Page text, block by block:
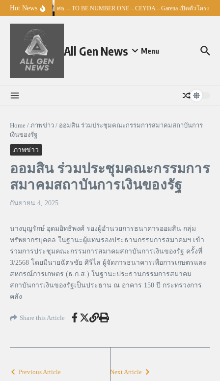
Skip to content
Hot News ศธ. – TO BE NUMBER ONE – CEYDA – Garena เปิดตัวโครงก
All Gen News Menu
Home / ภาพข่าว / ออมสิน ร่วมประชุมคณะกรรมการสมาคมสถาบันการ
เงินของรัฐ
ภาพข่าว
ออมสิน ร่วมประชุมคณะกรรมการ
สมาคมสถาบันการเงินของรัฐ
กันยายน 4, 2025
นางบุญรักษ์ อุดมอิทธิพงศ์ รองผู้อำนวยการธนาคารออมสิน กลุ่ม
ทรัพยากรบุคคล ในฐานะผู้แทนรองประธานกรรมการสมาคมฯ เข้า
ร่วมการประชุมคณะกรรมการสมาคมสถาบันการเงินของรัฐ ครั้งที่
3/2568 โดยมีนายฉัตรชัย ศิริไล ผู้จัดการธนาคารเพื่อการเกษตรและ
สหกรณ์การเกษตร (ธ.ก.ส.) ในฐานะประธานกรรมการสมาคม
สถาบันการเงินของรัฐเป็นประธาน ณ อาคาร 150 ปี กระทรวงการ
คลัง
Share this Article
Previous Article Next Article